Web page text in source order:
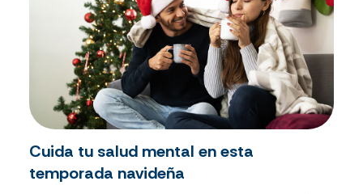
Cuida tu salud mental en esta
temporada navideña